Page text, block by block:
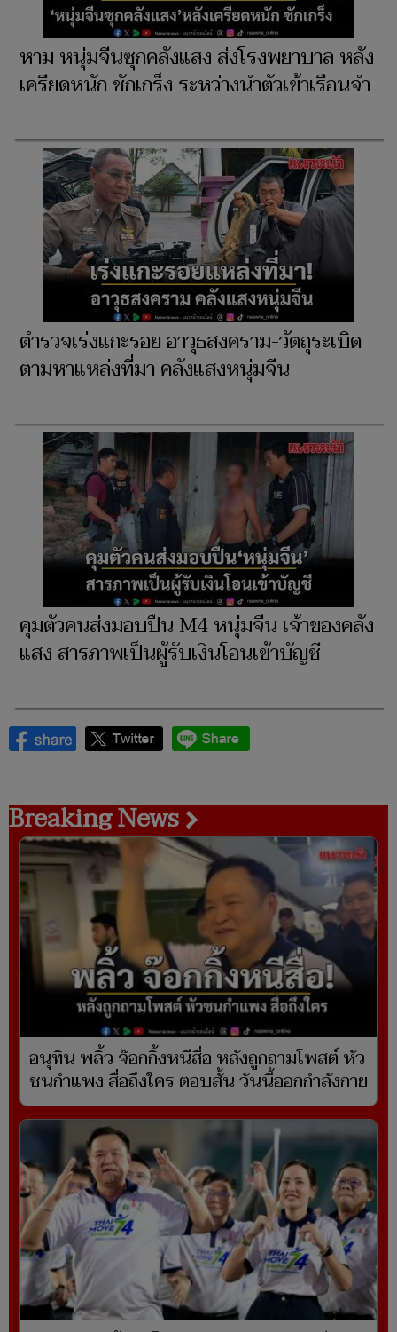
หาม หนุ่มจีนซุกคลังแสง ส่งโรงพยาบาล หลัง
เครียดหนัก ชักเกร็ง ระหว่างนำตัวเข้าเรือนจำ
ตำรวจเร่งแกะรอย อาวุธสงคราม-วัตถุระเบิด
ตามหาแหล่งที่มา คลังแสงหนุ่มจีน
คุมตัวคนส่งมอบปืน M4 หนุ่มจีน เจ้าของคลัง
แสง สารภาพเป็นผู้รับเงินโอนเข้าบัญชี
Breaking News
อนุทิน พลิ้ว จ๊อกกิ้งหนีสื่อ หลังถูกถามโพสต์ หัว
ชนกำแพง สื่อถึงใคร ตอบสั้น วันนี้ออกกำลังกาย